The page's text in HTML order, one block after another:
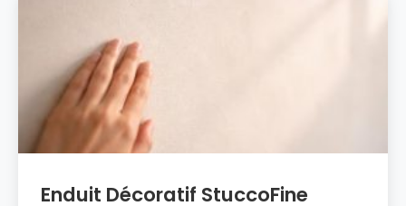
Enduit Décoratif StuccoFine